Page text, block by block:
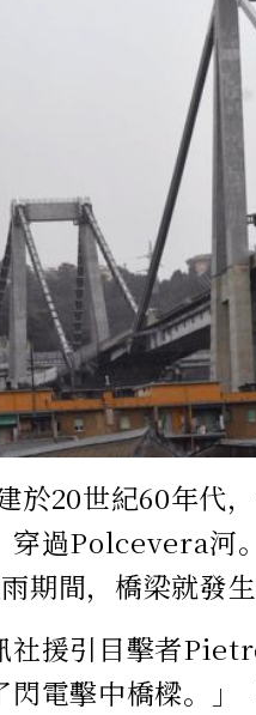
20世紀60年代
穿過Polcevera河
期間，橋梁就發生
社援引目擊者
閃電擊中橋樑。